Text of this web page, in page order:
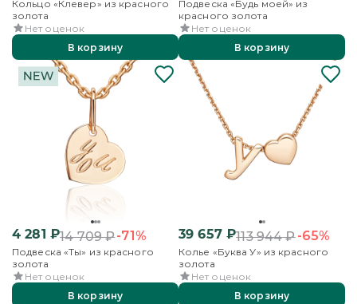
Кольцо «Клевер» из красного
золота
Нет оценок
В корзину
Подвеска «Будь моей» из
красного золота
Нет оценок
В корзину
4 281 ₽14 709₽-71%
Подвеска «Ты» из красного
золота
Нет оценок
В корзину
39 657₽113 944₽-65%
Колье «Буква У» из красного
золота
Нет оценок
В корзину